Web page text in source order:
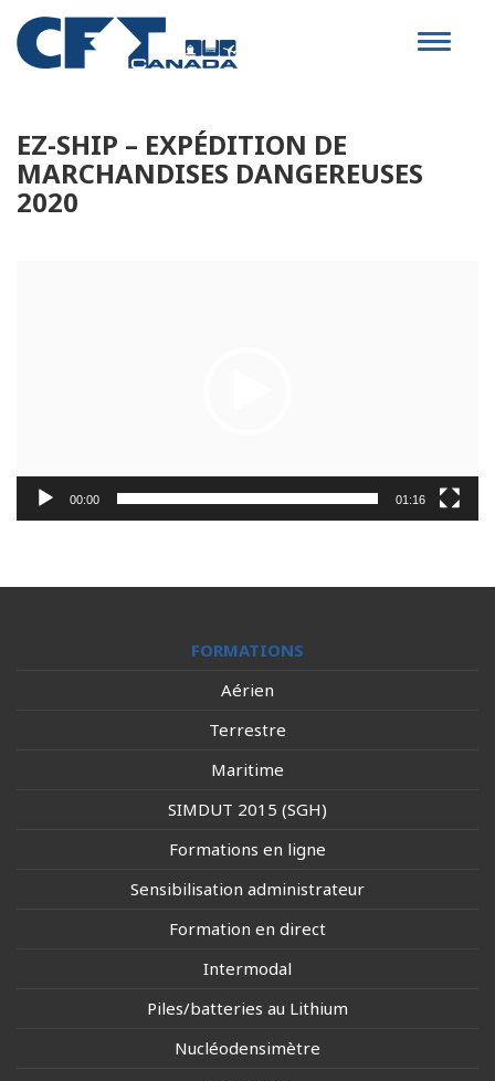
Toggle
EZ-SHIP – EXPÉDITION DE
MARCHANDISES DANGEREUSES
2020
00:00 01:16
FORMATIONS
Aérien
Terrestre
Maritime
SIMDUT 2015 (SGH)
Formations en ligne
Sensibilisation administrateur
Formation en direct
Intermodal
Piles/batteries au Lithium
Nucléodensimètre